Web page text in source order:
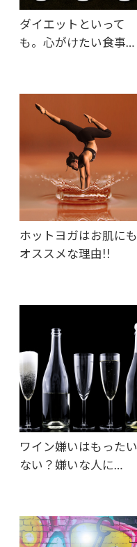
ダイエットといって
も。心がけたい食事…
ホットヨガはお肌にも
オススメな理由!!
ワイン嫌いはもったい
ない？嫌いな人に…